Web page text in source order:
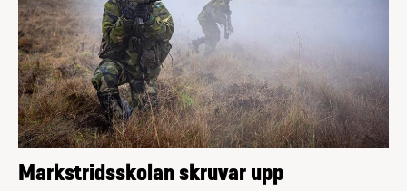
Markstridsskolan skruvar upp